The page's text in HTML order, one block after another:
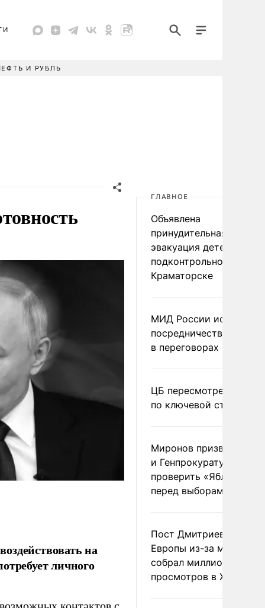
И РУБЛЬ
на
личного
ГЛАВНОЕ
Объявлена
принудительная
эвакуация детей в
подконтрольном Киеву
Краматорске
МИД России исключил
посредничество
в переговорах по
ЦБ пересмотрел
по ключевой ставке
Миронов призвал
и Генпрокуратуру
проверить «Яблоко»
перед выборами
Пост Дмитриева о
Европы из-за
собрал миллион
просмотров в X